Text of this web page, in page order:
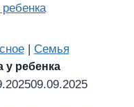
путей
детей
| Семья
у ребенка
09.09.2025